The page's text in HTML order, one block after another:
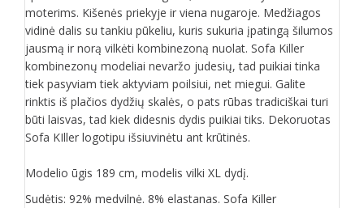
moterims. Kišenės priekyje ir viena nugaroje. Medžiagos
vidinė dalis su tankiu pūkeliu, kuris sukuria įpatingą šilumos
jausmą ir norą vilkėti kombinezoną nuolat. Sofa Killer
kombinezonų modeliai nevaržo judesių, tad puikiai tinka
tiek pasyviam tiek aktyviam poilsiui, net miegui. Galite
rinktis iš plačios dydžių skalės, o pats rūbas tradiciškai turi
būti laisvas, tad kiek didesnis dydis puikiai tiks. Dekoruotas
Sofa KIller logotipu išsiuvinėtu ant krūtinės.
Modelio ūgis 189 cm, modelis vilki XL dydį.
Sudėtis: 92% medvilnė. 8% elastanas. Sofa Killer